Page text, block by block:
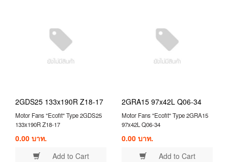
2GDS25 133x190R Z18-17
Motor Fans "Ecofit" Type 2GDS25
133x190R Z18-17
0.00 บาท.
Add to Cart
2GRA15 97x42L Q06-34
Motor Fans "Ecofit" Type 2GRA15
97x42L Q06-34
0.00 บาท.
Add to Cart